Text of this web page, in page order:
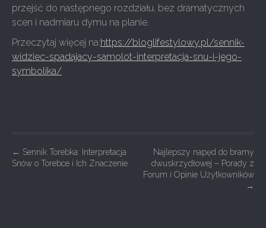
przejść do następnego rozdziału, bez dramatycznych
scen i nadmiaru dymu na planie.
Przeczytaj więcej na:https://bloglifestylowy.pl/sennik-
widziec-spadajacy-samolot-interpretacja-snu-i-jego-
symbolika/
P
o
← Sennik Torebka: Interpretacja
Snów o Torebce i Ich Znaczenie
Najlepszy napęd do bramy
dwuskrzydłowej – Porady z
Forum i Opinie Użytkowników
→